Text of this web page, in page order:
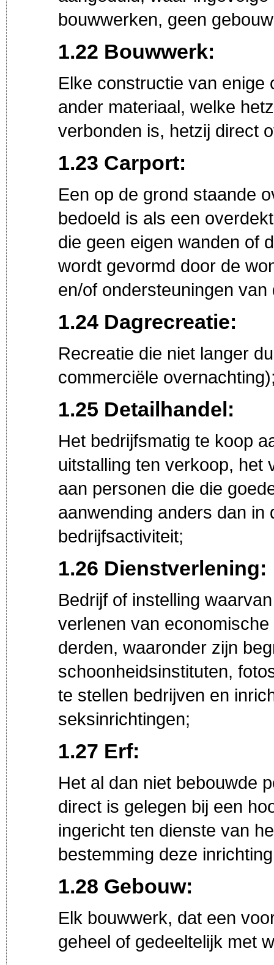
bouwwerken, geen
1.22 Bouwwerk:
Elke constructie van enige
ander materiaal, welke
verbonden is, hetzij direct
1.23 Carport:
Een op de grond staande
bedoeld is als een
die geen eigen wanden of
wordt gevormd door de
en/of ondersteuningen
1.24 Dagrecreatie:
Recreatie die niet langer
commerciële
1.25 Detailhandel:
Het bedrijfsmatig te koop
uitstalling ten verkoop, het
aan personen die die
aanwending anders dan in
bedrijfsactiviteit;
1.26 Dienstverlening:
Bedrijf of instelling
verlenen van
derden, waaronder zijn
schoonheidsinstituten,
te stellen bedrijven en
seksinrichtingen;
1.27 Erf:
Het al dan niet bebouwde
direct is gelegen bij een
ingericht ten dienste van
bestemming deze
1.28 Gebouw:
Elk bouwwerk, dat een
geheel of gedeeltelijk met